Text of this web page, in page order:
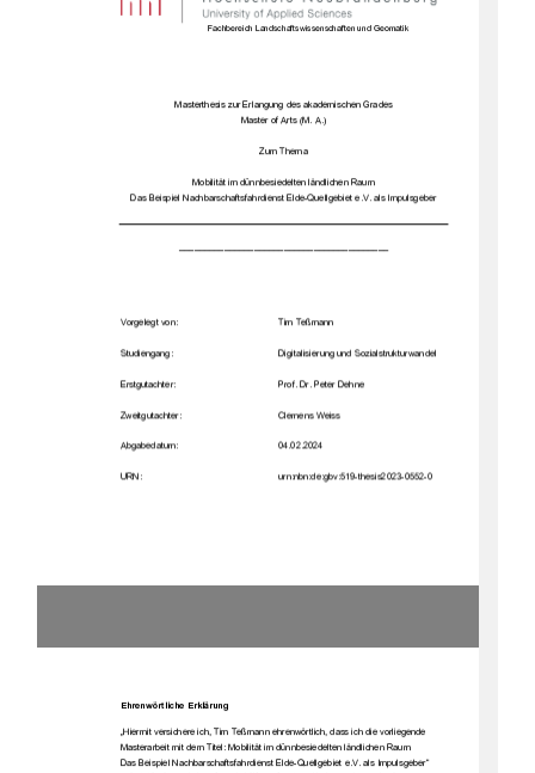
Fachbereich Landschaftswissenschaften und Geomatik
Masterthesis zur Erlangung des akademischen Grades
Master of Arts (M. A. )
Zum Thema
Mobilität im dünnbesiedelten ländlichen Raum
Das Beispiel Nachbarschaftsfahrdienst Elde-Quellgebiet e.V. als Impulsgeber
Vorgelegt von: Tim Teßmann
Studiengang: Digitalisierung und Sozialstrukturwandel
Erstgutachter: Prof. Dr. Peter Dehne
Zweitgutachter: Clemens Weiss
Abgabedatum: 04 .02.2024
URN: urn:nbn:de:gbv:519-thesis2023-0552-0
Ehrenwörtliche Erklärung
„Hiermit versichere ich, Tim Teßmann ehrenwörtlich, dass ich die vorliegende
Masterarbeit mit dem Titel: Mobilität im dünnbesiedelten ländlichen Raum
Das Beispiel Nachbarschaftsfahrdienst Elde-Quellgebiet e.V. als Impulsgeber“